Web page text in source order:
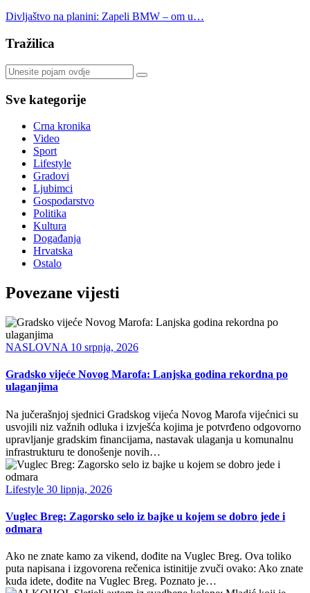
Divljaštvo na planini: Zapeli BMW – om u…
Tražilica
Sve kategorije
Crna kronika
Video
Sport
Lifestyle
Gradovi
Ljubimci
Gospodarstvo
Politika
Kultura
Događanja
Hrvatska
Ostalo
Povezane vijesti
NASLOVNA 10 srpnja, 2026
Gradsko vijeće Novog Marofa: Lanjska godina rekordna po
ulaganjima
Na jučerašnjoj sjednici Gradskog vijeća Novog Marofa vijećnici su
usvojili niz važnih odluka i izvješća kojima je potvrđeno odgovorno
upravljanje gradskim financijama, nastavak ulaganja u komunalnu
infrastrukturu te donošenje novih…
Lifestyle 30 lipnja, 2026
Vuglec Breg: Zagorsko selo iz bajke u kojem se dobro jede i
odmara
Ako ne znate kamo za vikend, dođite na Vuglec Breg. Ova toliko
puta napisana i izgovorena rečenica istinitije zvuči ovako: Ako znate
kuda idete, dođite na Vuglec Breg. Poznato je…